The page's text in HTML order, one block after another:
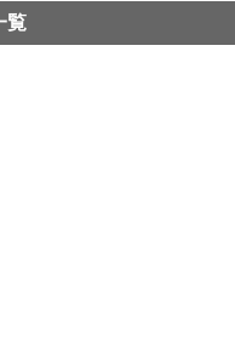
覧